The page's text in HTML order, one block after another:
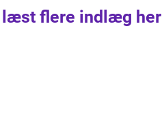
læst flere indlæg her